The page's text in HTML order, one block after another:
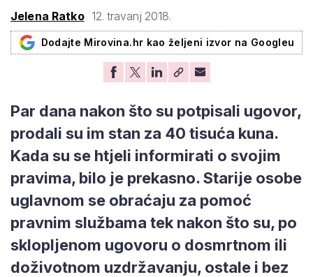
Jelena Ratko 12. travanj 2018.
Dodajte Mirovina.hr kao željeni izvor na Googleu
Par dana nakon što su potpisali ugovor,
prodali su im stan za 40 tisuća kuna.
Kada su se htjeli informirati o svojim
pravima, bilo je prekasno. Starije osobe
uglavnom se obraćaju za pomoć
pravnim službama tek nakon što su, po
sklopljenom ugovoru o dosmrtnom ili
doživotnom uzdržavanju, ostale i bez